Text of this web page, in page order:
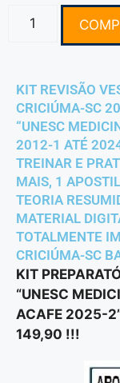
KIT REVISÃO
CRICIÚMA-SC
“UNESC
2012-1 ATÉ
TREINAR E
MAIS, 1
TEORIA
MATERIAL
TOTALMENTE
CRICIÚMA-SC
KIT
“UNESC
ACAFE 2025-
149,90 !!!